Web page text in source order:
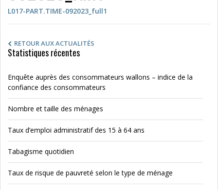
L017-PART.TIME-092023_full1
RETOUR AUX ACTUALITÉS
Statistiques récentes
Enquête auprès des consommateurs wallons – indice de la
confiance des consommateurs
Nombre et taille des ménages
Taux d’emploi administratif des 15 à 64 ans
Tabagisme quotidien
Taux de risque de pauvreté selon le type de ménage